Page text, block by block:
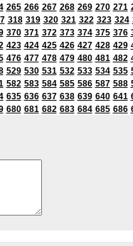
265 266 267 268 269 270 271
318 319 320 321 322 323 324
370 371 372 373 374 375 376
423 424 425 426 427 428 429
476 477 478 479 480 481 482
529 530 531 532 533 534 535
582 583 584 585 586 587 588
635 636 637 638 639 640 641
680 681 682 683 684 685 686